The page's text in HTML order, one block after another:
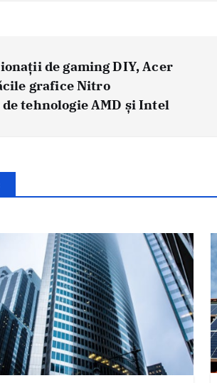
de gaming DIY, Acer
grafice Nitro
tehnologie AMD și Intel